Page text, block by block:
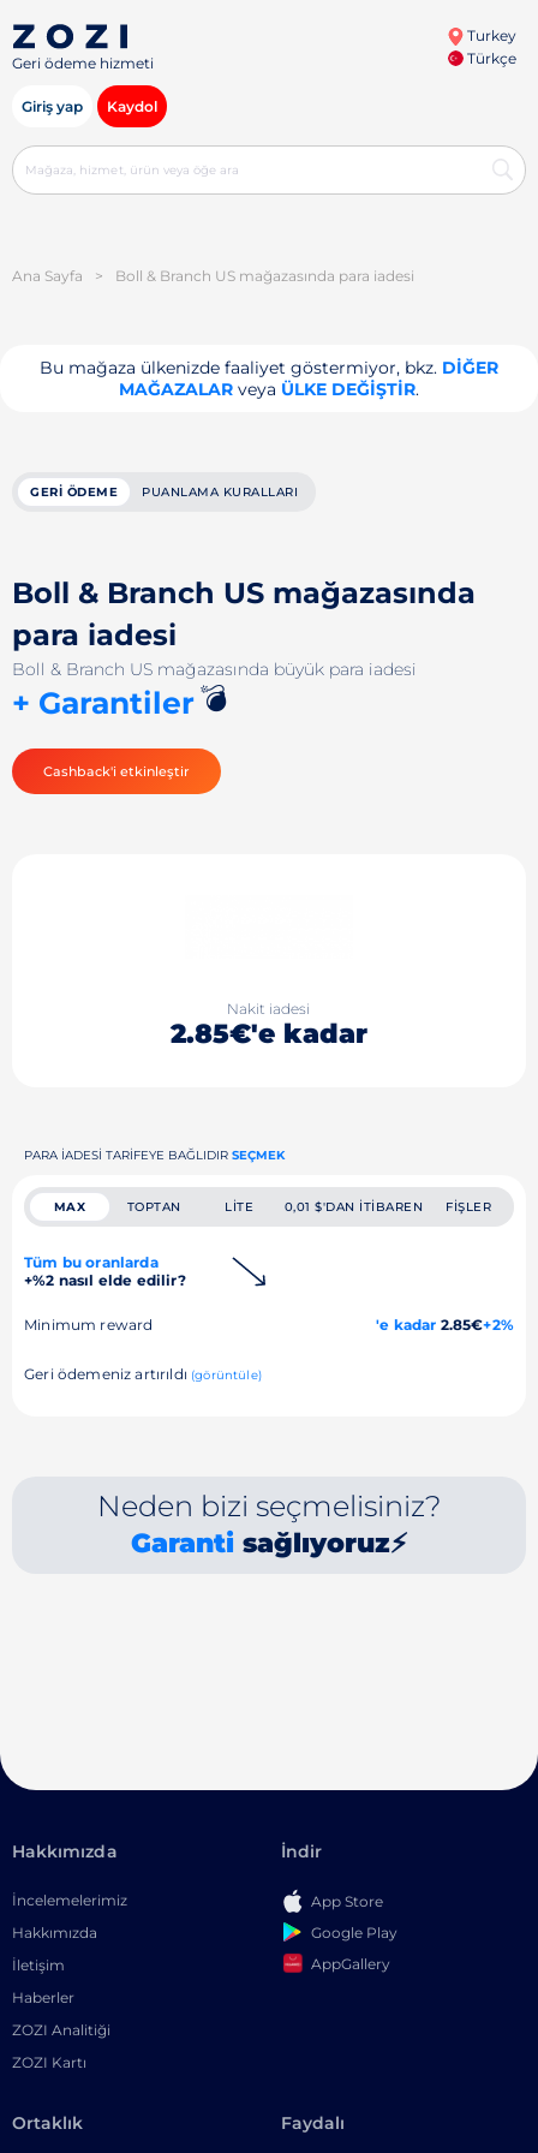
Geri ödeme hizmeti
Turkey
Türkçe
Giriş yap Kaydol
Ana Sayfa > Boll & Branch US mağazasında para iadesi
Bu mağaza ülkenizde faaliyet göstermiyor, bkz. DIĞER
MAĞAZALARveya ÜLKE DEĞIŞTIR.
GERI ÖDEME PUANLAMA KURALLARI
Boll & Branch US mağazasında
para iadesi
Boll & Branch US mağazasında büyük para iadesi
+ Garantiler💣
Cashback'i etkinleştir
Nakit iadesi
2.85€'e kadar
PARA IADESI TARIFEYE BAĞLIDIR SEÇMEK
MAX TOPTAN LITE 0,01 $'DAN ITIBAREN FIŞLER
Tüm bu oranlarda
+%2 nasıl elde edilir?
Minimum reward 'e kadar 2.85€+2%
Geri ödemeniz artırıldı (görüntüle)
Neden bizi seçmelisiniz?
Garanti sağlıyoruz⚡
Hakkımızda
İncelemelerimiz
Hakkımızda
İletişim
Haberler
ZOZI Analitiği
ZOZI Kartı
İndir
App Store
Google Play
AppGallery
Ortaklık Faydalı